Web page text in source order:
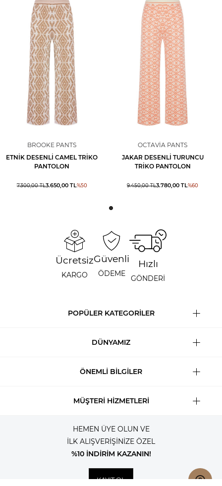
BROOKE PANTS
ETNIK DESENLI CAMEL TRIKO
PANTOLON
7.300,00TL3.650,00TL%50
OCTAVIA PANTS
JAKAR DESENLI TURUNCU
TRIKO PANTOLON
9.450,00TL3.780,00 TL%60
Ücretsiz
KARGO
Güvenli
ÖDEME
Hızlı
GÖNDERİ
POPÜLER KATEGORİLER
DÜNYAMIZ
ÖNEMLİ BİLGİLER
MÜŞTERİ HİZMETLERİ
HEMEN ÜYE OLUN VE
İLK ALIŞVERİŞİNİZE ÖZEL
%10 İNDİRİM KAZANIN!
KAYIT OL